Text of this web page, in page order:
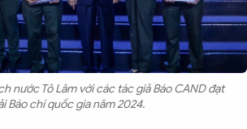
nước Tô Lâm với các tác giả Báo CAND đạt
Báo chí quốc gia năm 2024.